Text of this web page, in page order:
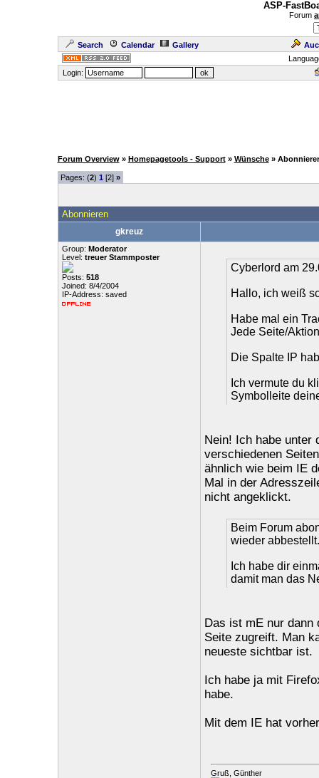
ASP-
Forum
Search Calendar Gallery
Login:
Forum Overview » Homepagetools - Support » Wünsche »
Pages: (2) 1 [2] »
Abonnieren
gkreuz
Group: Moderator
Level: treuer Stammposter
Posts: 518
Joined: 8/4/2004
IP-Address: saved
Cyberlord am
Hallo, ich weiß
Habe mal ein
Jede Seite/
Die Spalte IP
Ich vermute du
Symbolleite
Nein! Ich habe unter
verschiedenen
ähnlich wie beim IE
Mal in der
nicht angeklickt.
Beim Forum
wieder abbestellt.
Ich habe dir
damit man das
Das ist mE nur dann
Seite zugreift. Man
neueste sichtbar ist.
Ich habe ja mit
habe.
Mit dem IE hat
Gruß, Günther